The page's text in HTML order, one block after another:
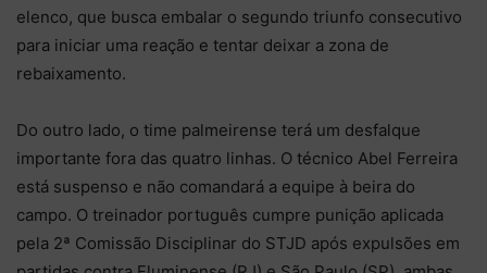
elenco, que busca embalar o segundo triunfo consecutivo
para iniciar uma reação e tentar deixar a zona de
rebaixamento.
Do outro lado, o time palmeirense terá um desfalque
importante fora das quatro linhas. O técnico Abel Ferreira
está suspenso e não comandará a equipe à beira do
campo. O treinador português cumpre punição aplicada
pela 2ª Comissão Disciplinar do STJD após expulsões em